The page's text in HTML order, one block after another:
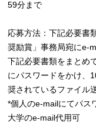
59分まで
応募方法：下記必要書
奨励賞」事務局宛にe-
下記必要書類をまとめ
にパスワードをかけ、
奨されているファイル
*個人のe-mailにてパス
大学のe-mail代用可